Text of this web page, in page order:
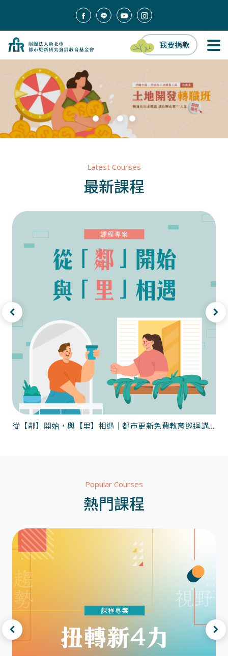
我要捐款
Latest Courses
最新課程
從【鄰】開始，與【里】相遇｜都市更新免費教育巡迴講座
Popular Courses
熱門課程